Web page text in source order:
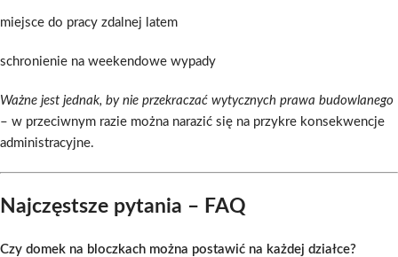
miejsce do pracy zdalnej latem
schronienie na weekendowe wypady
Ważne jest jednak, by nie przekraczać wytycznych prawa budowlanego
– w przeciwnym razie można narazić się na przykre konsekwencje
administracyjne.
Najczęstsze pytania – FAQ
Czy domek na bloczkach można postawić na każdej działce?